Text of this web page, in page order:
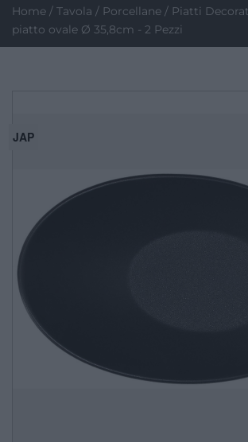
Home / Tavola / Porcellane / Piatti
piatto ovale Ø 35,8cm - 2 Pezzi
JAP